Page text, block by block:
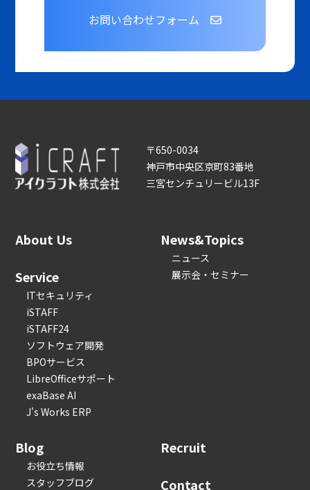
お問い合わせフォーム
〒650-0034
神戸市中央区京町83番地
三宮センチュリービル13F
About Us
Service
ITセキュリティ
iSTAFF
iSTAFF24
ソフトウェア開発
BPOサービス
LibreOfficeサポート
exaBase AI
J's Works ERP
News&Topics
ニュース
展示会・セミナー
Blog
お役立ち情報
スタッフブログ
Recruit
Contact